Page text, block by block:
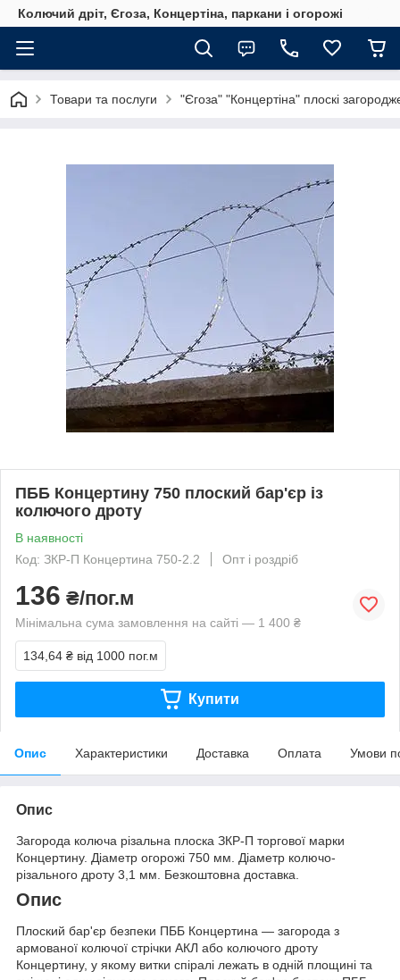
Колючий дріт, Єгоза, Концертіна, паркани і огорожі
Товари та послуги "Єгоза" "Концертіна" плоскі
ПББ Концертину 750 плоский бар'єр із
колючого дроту
В наявності
Код: ЗКР-П Концертина 750-2.2
Опт і роздріб
136 ₴/пог.м
Мінімальна сума замовлення на сайті — 1 400 ₴
134,64 ₴ від 1000 пог.м
Купити
Опис Характеристики Доставка Оплата Умови
Опис
Загорода колюча різальна плоска ЗКР-П торгової марки
Концертину. Діаметр огорожі 750 мм. Діаметр колючо-
різального дроту 3,1 мм. Безкоштовна доставка.
Опис
Плоский бар'єр безпеки ПББ Концертина — загорода з
армованої колючої стрічки АКЛ або колючого дроту
Концертину, у якому витки спіралі лежать в одній площині та